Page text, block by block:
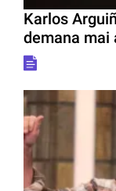
Karlos
demana mai